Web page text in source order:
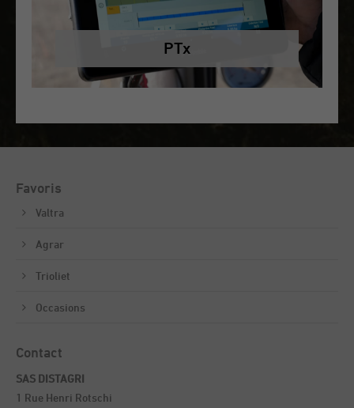
PTx
Favoris
Valtra
Agrar
Trioliet
Occasions
Contact
SAS DISTAGRI
1 Rue Henri Rotschi